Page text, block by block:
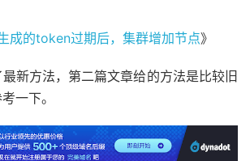
成的token过期后，集群增加节点》
新方法，第二篇文章给的方法是比较旧
一下。